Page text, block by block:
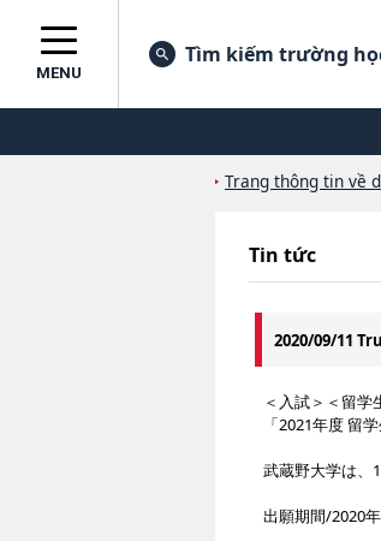
MENU
Tìm kiếm trường
Trang thông tin về
Tin tức
2020/09/11
＜入試＞＜留学
「2021年度 留
武蔵野大学は、
出願期間/2020